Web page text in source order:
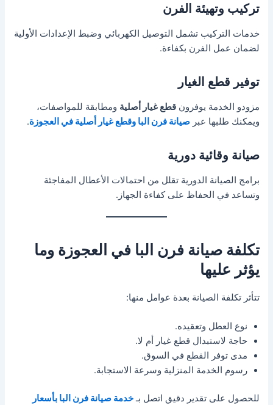
تركيب وتهيئة الفرن
خدمات التركيب تشمل التوصيل الكهربائي وضبط الإعدادات الأولية
لضمان عمل الفرن بكفاءة.
توفير قطع الغيار
مزودو الخدمة يوفرونقطع غيار أصلية ومطابقة للمواصفات،
ويمكنك طلبها عبرصيانة فرن البا وقطع غيار أصلية في العجوزة.
صيانة وقائية دورية
برامج الصيانة الدورية تقلل من احتمالات الأعطال المفاجئة
وتساعد في الحفاظ على كفاءة الجهاز.
تكلفة صيانة فرن البا في العجوزة وما
يؤثر عليها
تتأثر تكلفة الصيانة بعدة عوامل منها:
نوع العطل وتعقيده.
حاجة لاستبدال قطع غيار أم لا.
مدى توفر القطع في السوق.
رسوم الخدمة المنزلية وسرعة الاستجابة.
للحصول على تقدير دقيق اتصل بـخدمة صيانة فرن البا بأسعار